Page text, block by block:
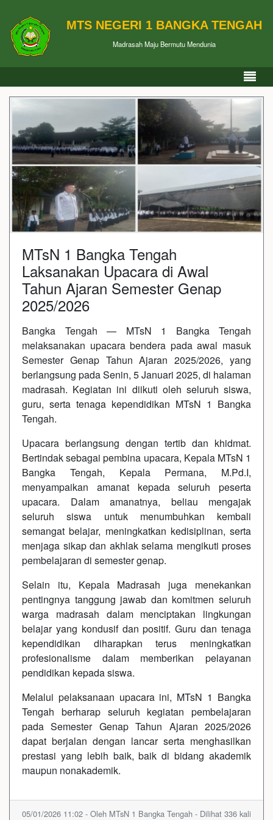
MTS NEGERI 1 BANGKA TENGAH
Madrasah Maju Bermutu Mendunia
MTsN 1 Bangka Tengah
Laksanakan Upacara di Awal
Tahun Ajaran Semester Genap
2025/2026
Bangka Tengah — MTsN 1 Bangka Tengah
melaksanakan upacara bendera pada awal masuk
Semester Genap Tahun Ajaran 2025/2026, yang
berlangsung pada Senin, 5 Januari 2025, di halaman
madrasah. Kegiatan ini diikuti oleh seluruh siswa,
guru, serta tenaga kependidikan MTsN 1 Bangka
Tengah.
Upacara berlangsung dengan tertib dan khidmat.
Bertindak sebagai pembina upacara, Kepala MTsN 1
Bangka Tengah, Kepala Permana, M.Pd.I,
menyampaikan amanat kepada seluruh peserta
upacara. Dalam amanatnya, beliau mengajak
seluruh siswa untuk menumbuhkan kembali
semangat belajar, meningkatkan kedisiplinan, serta
menjaga sikap dan akhlak selama mengikuti proses
pembelajaran di semester genap.
Selain itu, Kepala Madrasah juga menekankan
pentingnya tanggung jawab dan komitmen seluruh
warga madrasah dalam menciptakan lingkungan
belajar yang kondusif dan positif. Guru dan tenaga
kependidikan diharapkan terus meningkatkan
profesionalisme dalam memberikan pelayanan
pendidikan kepada siswa.
Melalui pelaksanaan upacara ini, MTsN 1 Bangka
Tengah berharap seluruh kegiatan pembelajaran
pada Semester Genap Tahun Ajaran 2025/2026
dapat berjalan dengan lancar serta menghasilkan
prestasi yang lebih baik, baik di bidang akademik
maupun nonakademik.
05/01/2026 11:02 - Oleh MTsN 1 Bangka Tengah - Dilihat 336 kali